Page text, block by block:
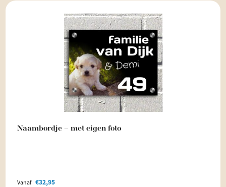
Naambordje – met eigen foto
Vanaf €32,95